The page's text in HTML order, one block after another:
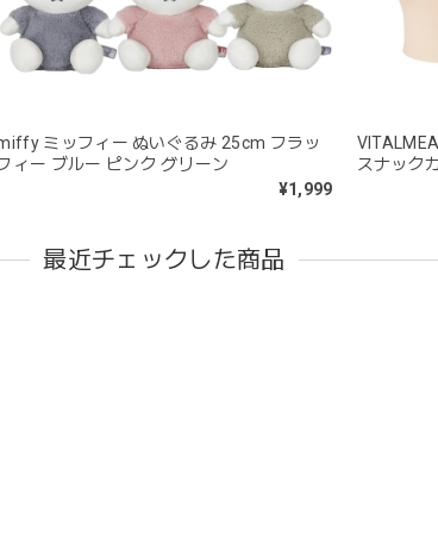
リング シリコン 木
木の部分はじゃぶじゃぶ洗うことができないため衛生
小さい作りでしたがかわいいので問題なし^ ^ありがと
クリップ Lサイズ 21cmｘ6cm レザー ブランコ
ミッフィー ぬいぐるみ 25cm フラッ
ィー ブルー ピンク グリーン
¥1,999
スナック
最近チェックした商品